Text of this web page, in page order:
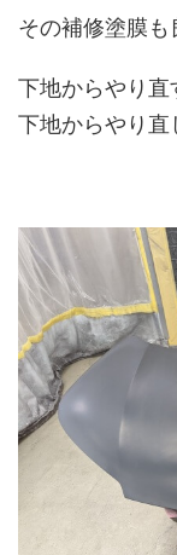
その補修塗膜も
下地からやり
下地からやり直